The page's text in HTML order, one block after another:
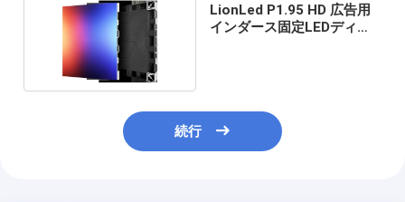
LionLed P1.95 HD 広告用
インダース固定LEDディス
続行